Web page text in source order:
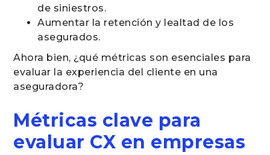
de siniestros.
Aumentar la retención y lealtad de los
asegurados.
Ahora bien, ¿qué métricas son esenciales para
evaluar la experiencia del cliente en una
aseguradora?
Métricas clave para
evaluar CX en empresas